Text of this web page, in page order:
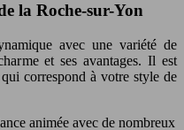
la Roche-sur-Yon
avec une variété de
et ses avantages. Il est
correspond à votre style de
animée avec de nombreux